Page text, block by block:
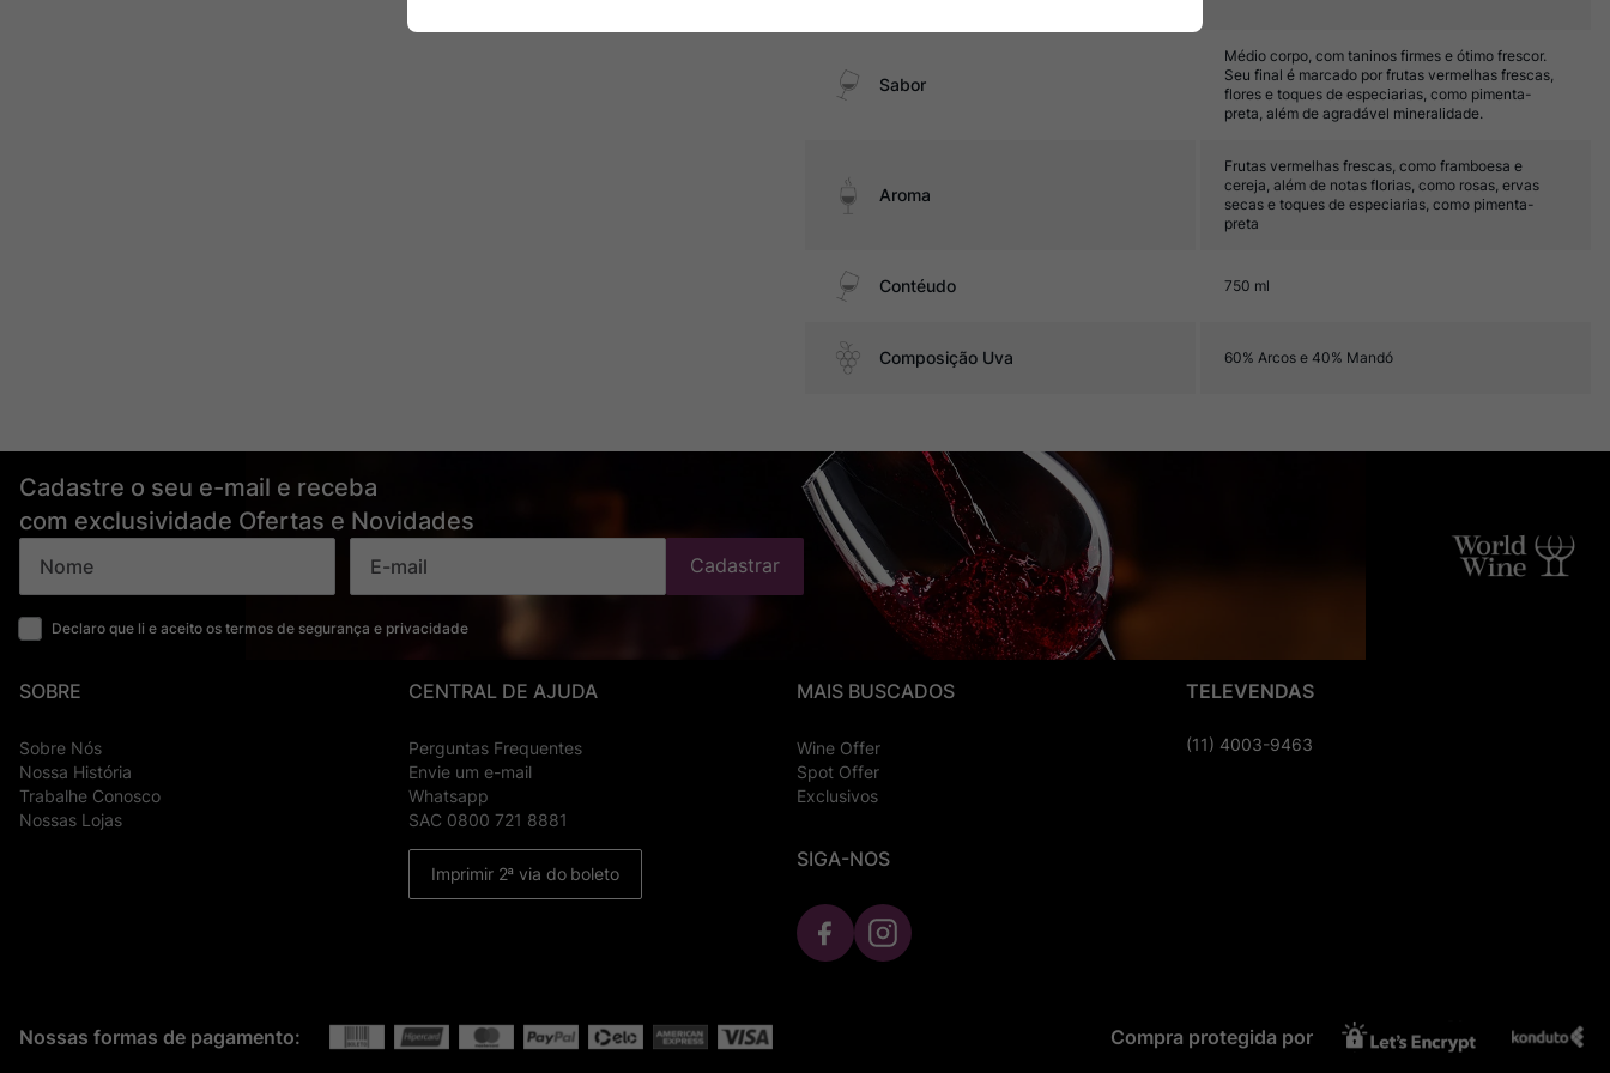
Sabor
Médio corpo, com taninos firmes e ótimo frescor.
Seu final é marcado por frutas vermelhas frescas,
flores e toques de especiarias, como pimenta-
preta, além de agradável mineralidade.
Aroma
Frutas vermelhas frescas, como framboesa e
cereja, além de notas florias, como rosas, ervas
secas e toques de especiarias, como pimenta-
preta
Contéudo 750 ml
Composição Uva 60% Arcos e 40% Mandó
Cadastre o seu e-mail e receba
com exclusividade Ofertas e Novidades
Declaro que li e aceito os termos de segurança e privacidade
Cadastrar
SOBRE
Sobre Nós
Nossa História
Trabalhe Conosco
Nossas Lojas
CENTRAL DE AJUDA
Perguntas Frequentes
Envie um e-mail
Whatsapp
SAC 0800 721 8881
Imprimir 2ª via do boleto
MAIS BUSCADOS
Wine Offer
Spot Offer
Exclusivos
SIGA-NOS
TELEVENDAS
(11) 4003-9463
Nossas formas de pagamento: Compra protegida por